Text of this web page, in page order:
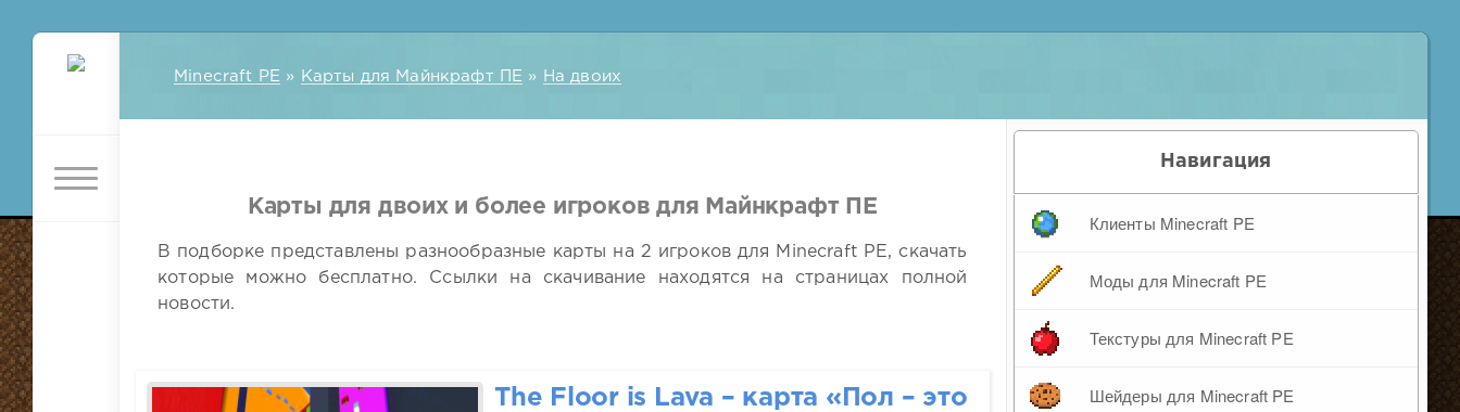
Minecraft PE » Карты для Майнкрафт ПЕ » На двоих
Карты для двоих и более игроков для Майнкрафт ПЕ
В подборке представлены разнообразные карты на 2 игроков для Minecraft PE, скачать
которые можно бесплатно. Ссылки на скачивание находятся на страницах полной
новости.
The Floor is Lava – карта «Пол – это
Навигация
Клиенты Minecraft PE
Моды для Minecraft PE
Текстуры для Minecraft PE
Шейдеры для Minecraft PE